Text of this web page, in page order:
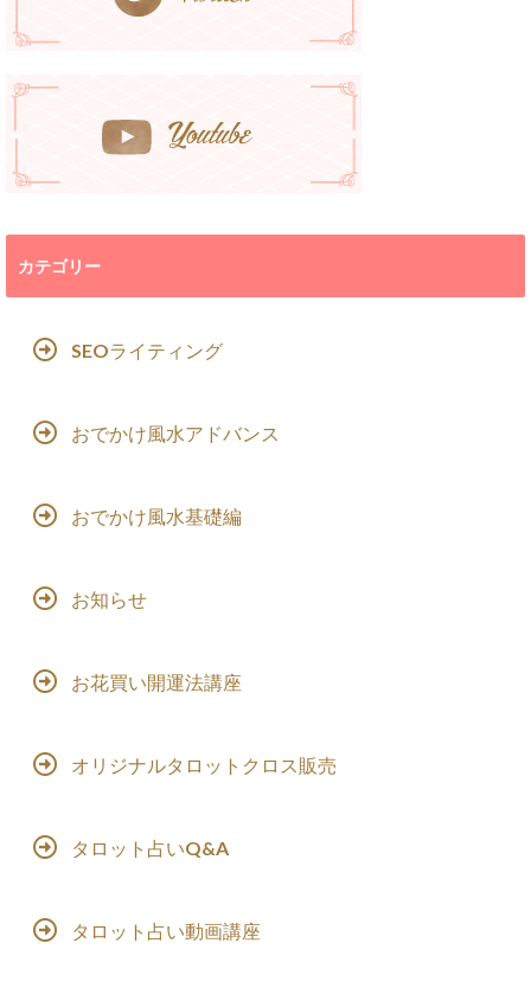
カテゴリー
SEOライティング
おでかけ風水アドバンス
おでかけ風水基礎編
お知らせ
お花買い開運法講座
オリジナルタロットクロス販売
タロット占いQ&A
タロット占い動画講座